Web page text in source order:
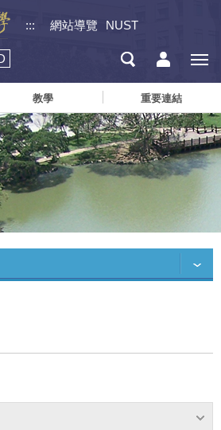
::: 網站導覽 NUST
教學 重要連結